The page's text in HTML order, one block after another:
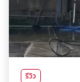
รีวิว